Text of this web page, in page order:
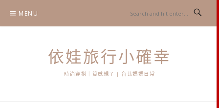
content
MENU
依娃旅行小確幸
時尚穿搭｜質感親子 | 台北媽媽日常